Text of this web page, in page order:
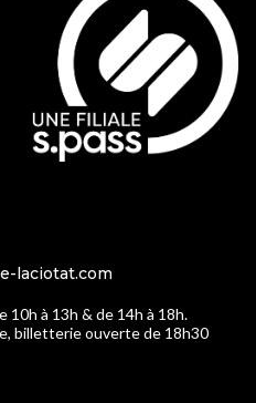
laciotat.com
10h à 13h & de 14h à 18h.
billetterie ouverte de 18h30